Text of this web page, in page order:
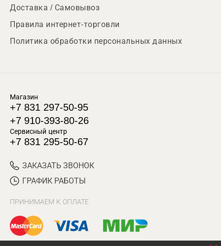
Доставка / Самовывоз
Правила интернет-торговли
Политика обработки персональных данных
Магазин
+7 831 297-50-95
+7 910-393-80-26
Сервисный центр
+7 831 295-50-67
ЗАКАЗАТЬ ЗВОНОК
ГРАФИК РАБОТЫ
ПРИНИМАЕМ К ОПЛАТЕ